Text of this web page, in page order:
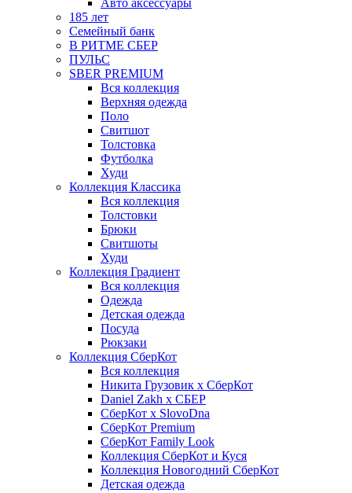
Авто аксессуары
185 лет
Семейный банк
В РИТМЕ СБЕР
ПУЛЬС
SBER PREMIUM
Вся коллекция
Верхняя одежда
Поло
Свитшот
Толстовка
Футболка
Худи
Коллекция Классика
Вся коллекция
Толстовки
Брюки
Свитшоты
Худи
Коллекция Градиент
Вся коллекция
Одежда
Детская одежда
Посуда
Рюкзаки
Коллекция СберКот
Вся коллекция
Никита Грузовик х СберКот
Daniel Zakh x СБЕР
СберКот x SlovoDna
СберКот Premium
СберКот Family Look
Коллекция СберКот и Куся
Коллекция Новогодний СберКот
Детская одежда